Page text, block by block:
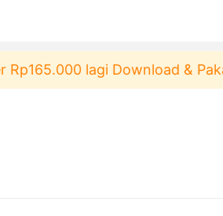
lagi Download & Pakai！